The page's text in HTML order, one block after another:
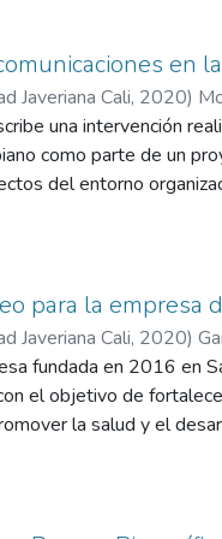
de verdad con
para toma de
es que logra
objetivo.
en
Javeriana Cali, 2020)
una intervención
como parte de un
del entorno
El trabajo se basó en
procesos y
estratégico
regionales en
en la
de Comercio de
para la empresa
Javeriana Cali, 2020)
fundada en 2016 en
el objetivo de
la salud y el
plan de mercadeo
metodología que